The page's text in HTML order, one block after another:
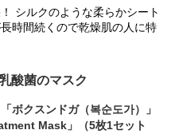
シルクのような柔らかシート
時間続くので乾燥肌の人に特
酸菌のマスク
「ボクスンドガ（복순도가）」
Mask」（5枚1セット